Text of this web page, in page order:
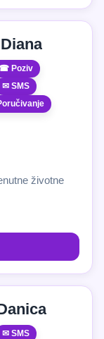
Diana
☎ Poziv
✉ SMS
životne
✉ SMS